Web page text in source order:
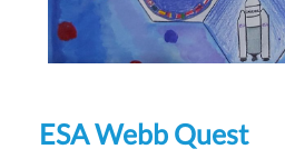
ESA Webb Quest